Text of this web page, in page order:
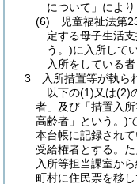
について」によ
(6) 児童福祉法第
定する母子生活
う。)に入所して
入所をしている
3 入所措置等が執ら
以下の(1)又は(2)
者」及び「措置入
高齢者」という。)
本台帳に記録され
受給権者とする。
入所等担当課室か
町村に住民票を移